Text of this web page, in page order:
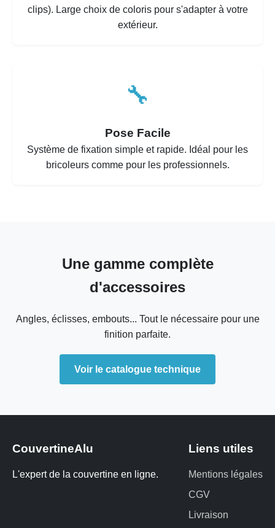
clips). Large choix de coloris pour s'adapter à votre
extérieur.
🔧
Pose Facile
Système de fixation simple et rapide. Idéal pour les
bricoleurs comme pour les professionnels.
Une gamme complète
d'accessoires
Angles, éclisses, embouts... Tout le nécessaire pour une
finition parfaite.
Voir le catalogue technique
CouvertineAlu
L'expert de la couvertine en ligne.
Liens utiles
Mentions légales
CGV
Livraison